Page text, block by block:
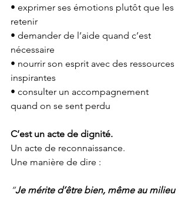
• exprimer ses émotions plutôt que les
retenir
• demander de l’aide quand c’est
nécessaire
• nourrir son esprit avec des ressources
inspirantes
• consulter un accompagnement
quand on se sent perdu
C’est un acte de dignité.
Un acte de reconnaissance.
Une manière de dire :
“Je mérite d’être bien, même au milieu